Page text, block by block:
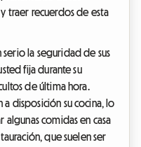
traer recuerdos de esta
serio la seguridad de sus
fija durante su
de última hora.
disposición su cocina, lo
comidas en casa
que suelen ser